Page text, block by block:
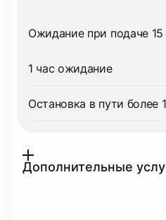
Ожидание при подаче
1 час ожидание
Остановка в пути более
Дополнительные